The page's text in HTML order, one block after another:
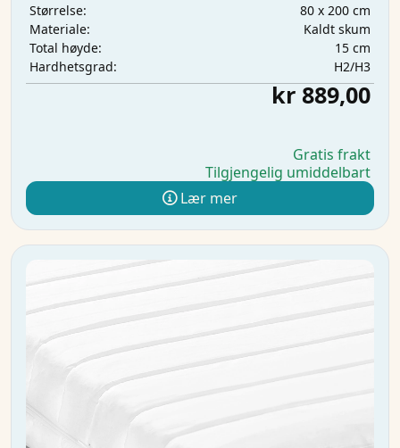
Størrelse:
80 x 200 cm
Materiale:
Kaldt skum
Total høyde:
15 cm
Hardhetsgrad:
H2/H3
kr 889,00
Gratis frakt
Tilgjengelig umiddelbart
Lær mer